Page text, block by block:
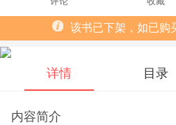
该书已下架，如已购
详情 目录
内容简介